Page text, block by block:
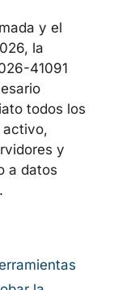
no
se
del
y el
41091
todos los